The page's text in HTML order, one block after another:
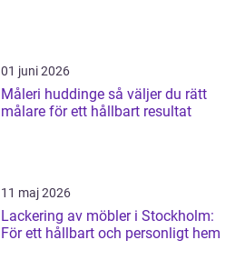
01 juni 2026
Måleri huddinge så väljer du rätt
målare för ett hållbart resultat
11 maj 2026
Lackering av möbler i Stockholm:
För ett hållbart och personligt hem